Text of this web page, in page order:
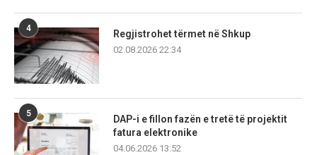
4
Regjistrohet tërmet në Shkup
02.08.2026 22:34
5
DAP-i e fillon fazën e tretë të projektit
fatura elektronike
04.06.2026 13:52